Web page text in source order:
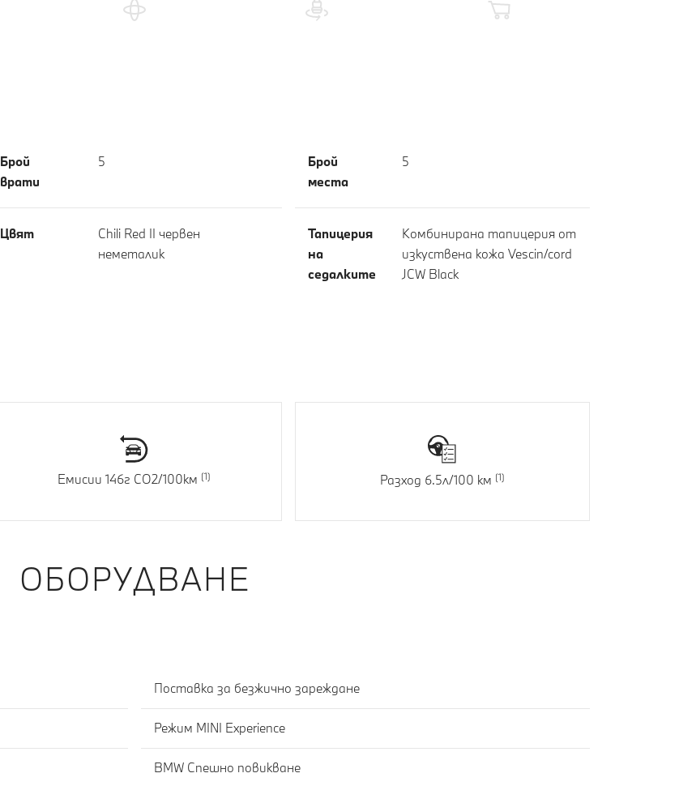
Брой
врати
5
Цвят
Chili Red II червен
неметалик
Брой
места
5
Тапицерия
на
седалките
Комбинирана тапицерия от
изкуствена кожа Vescin/cord
JCW Black
Емисии 146г CO2/100км Разход 6.5л/100 км
ОБОРУДВАНЕ
Поставка за безжично зареждане
Режим MINI Experience
BMW Спешно повикване